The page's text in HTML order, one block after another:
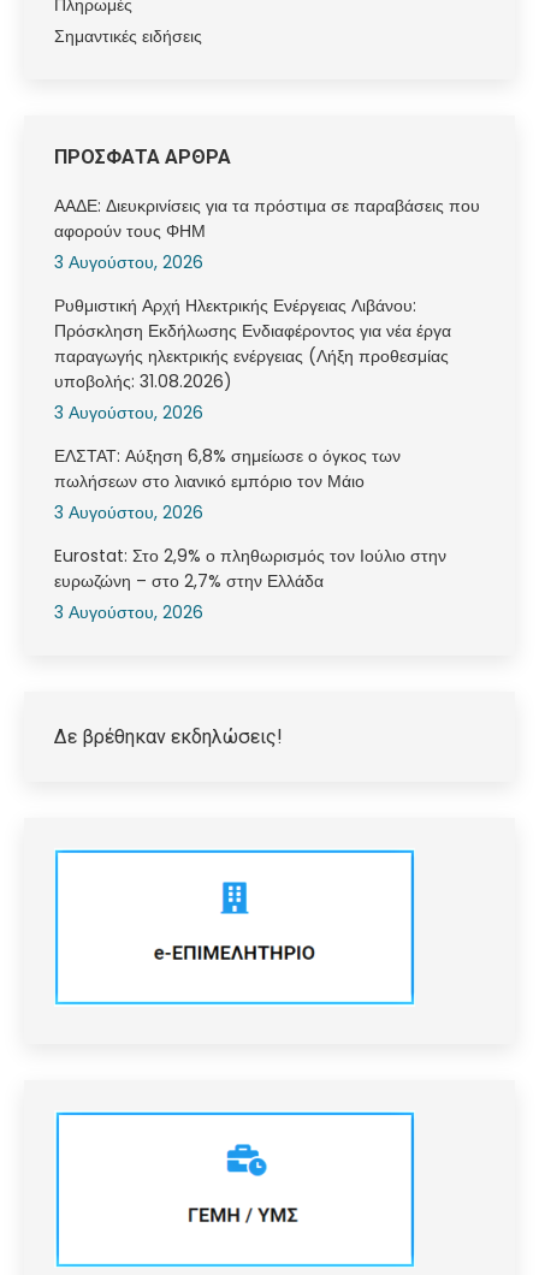
Σημαντικές ειδήσεις
ΠΡΟΣΦΑΤΑ ΑΡΘΡΑ
ΑΑΔΕ: Διευκρινίσεις για τα πρόστιμα σε παραβάσεις που
αφορούν τους ΦΗΜ
3 Αυγούστου, 2026
Ρυθμιστική Αρχή Ηλεκτρικής Ενέργειας Λιβάνου:
Πρόσκληση Εκδήλωσης Ενδιαφέροντος για νέα έργα
παραγωγής ηλεκτρικής ενέργειας (Λήξη προθεσμίας
υποβολής: 31.08.2026)
3 Αυγούστου, 2026
ΕΛΣΤΑΤ: Αύξηση 6,8% σημείωσε ο όγκος των
πωλήσεων στο λιανικό εμπόριο τον Μάιο
3 Αυγούστου, 2026
Eurostat: Στο 2,9% ο πληθωρισμός τον Ιούλιο στην
ευρωζώνη – στο 2,7% στην Ελλάδα
3 Αυγούστου, 2026
Δε βρέθηκαν εκδηλώσεις!